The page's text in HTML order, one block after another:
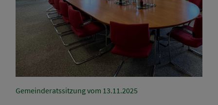
Gemeinderatssitzung vom 13.11.2025